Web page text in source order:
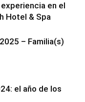
en el
Hotel & Spa
– Familia(s)
el año de los